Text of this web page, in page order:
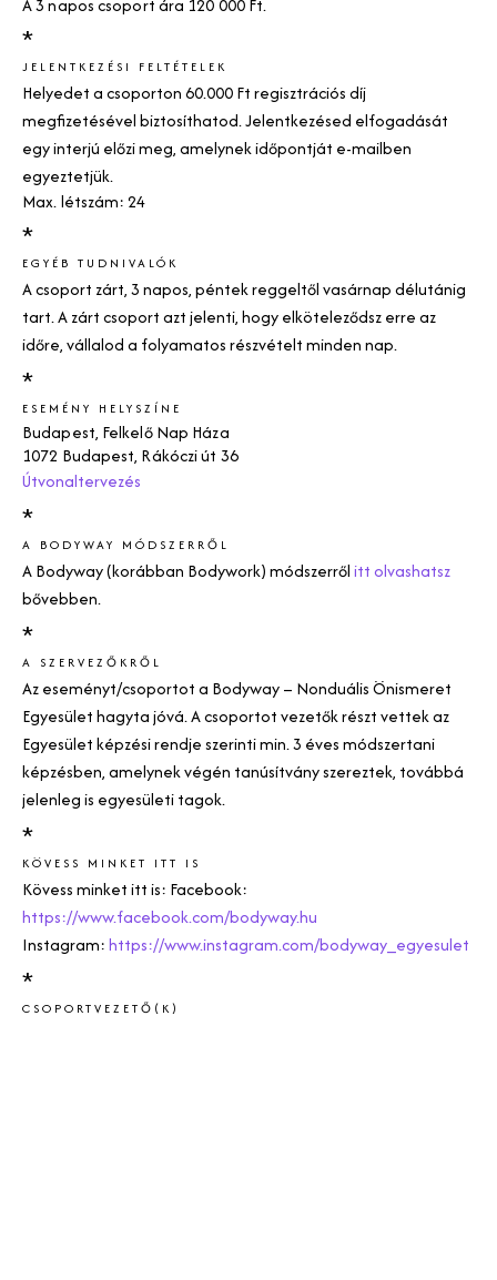
A 3 napos csoport ára 120 000 Ft.
*
JELENTKEZÉSI FELTÉTELEK
Helyedet a csoporton 60.000 Ft regisztrációs díj
megfizetésével biztosíthatod. Jelentkezésed elfogadását
egy interjú előzi meg, amelynek időpontját e-mailben
egyeztetjük.
Max. létszám: 24
*
EGYÉB TUDNIVALÓK
A csoport zárt, 3 napos, péntek reggeltől vasárnap délutánig
tart. A zárt csoport azt jelenti, hogy elköteleződsz erre az
időre, vállalod a folyamatos részvételt minden nap.
*
ESEMÉNY HELYSZÍNE
Budapest, Felkelő Nap Háza
1072 Budapest, Rákóczi út 36
Útvonaltervezés
*
A BODYWAY MÓDSZERRŐL
ABodyway (korábban Bodywork)módszerrőlitt olvashatsz
bővebben.
*
A SZERVEZŐKRŐL
Az eseményt/csoportot a Bodyway– Nonduális Önismeret
Egyesület hagyta jóvá. A csoportot vezetők részt vettek az
Egyesület képzési rendje szerinti min. 3 éves módszertani
képzésben, amelynek végén tanúsítvány szereztek, továbbá
jelenleg is egyesületi tagok.
*
KÖVESS MINKET ITT IS
Kövess minket itt is: Facebook:
https://www.facebook.com/bodyway.hu
Instagram:https://www.instagram.com/bodyway_egyesulet
*
CSOPORTVEZETŐ(K)